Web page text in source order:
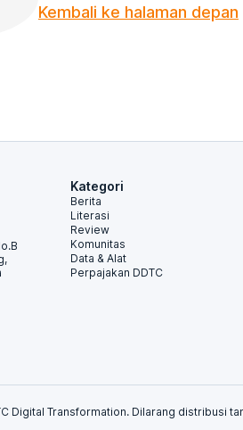
Kembali ke halaman depan
Kategori
Berita
Literasi
Review
Komunitas
Data & Alat
Perpajakan DDTC
Digital Transformation. Dilarang distribusi